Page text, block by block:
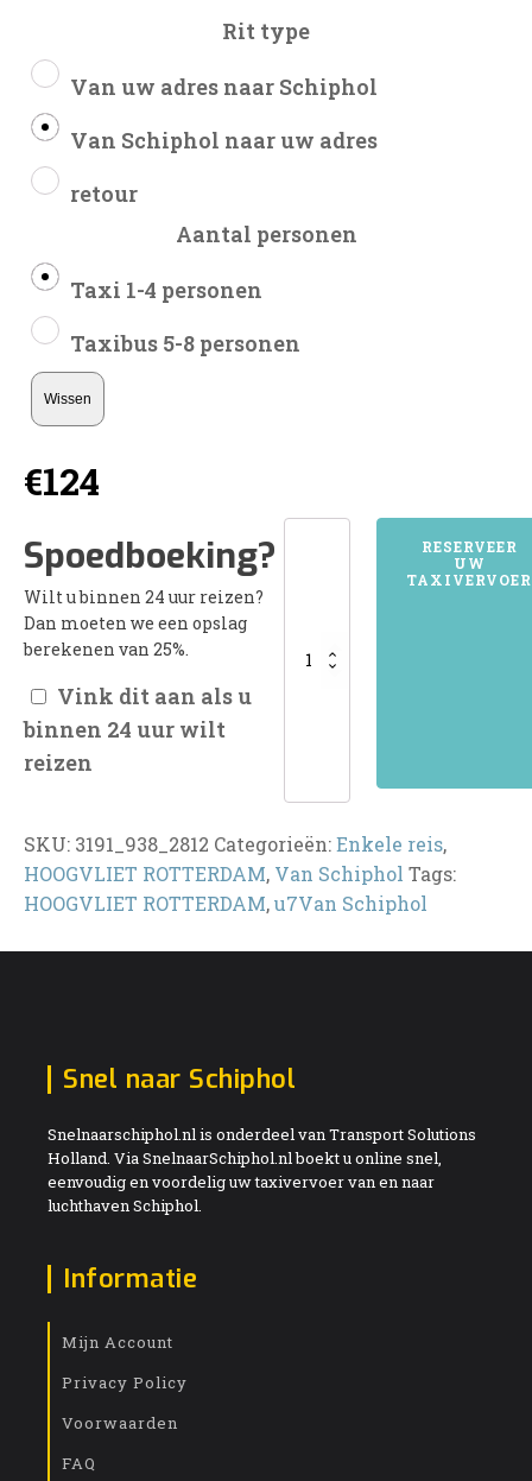
Rit type
Van uw adres naar Schiphol
Van Schiphol naar uw adres
retour
Aantal personen
Taxi 1-4 personen
Taxibus 5-8 personen
Wissen
€124
Spoedboeking?
Wilt u binnen 24 uur reizen?
Dan moeten we een opslag
berekenen van 25%.
Vink dit aan als u
binnen 24 uur wilt
reizen
3191HOOGVLIET
ROTTERDAM
RESERVEER
UW
TAXIVERVOER
SKU: 3191_938_2812 Categorieën:Enkele reis,
HOOGVLIET ROTTERDAM, Van Schiphol Tags:
HOOGVLIET ROTTERDAM,u7Van Schiphol
Snel naar Schiphol
Snelnaarschiphol.nl is onderdeel van Transport Solutions
Holland. Via SnelnaarSchiphol.nl boekt u online snel,
eenvoudig en voordelig uw taxivervoer van en naar
luchthaven Schiphol.
Informatie
Mijn Account
Privacy Policy
Voorwaarden
FAQ